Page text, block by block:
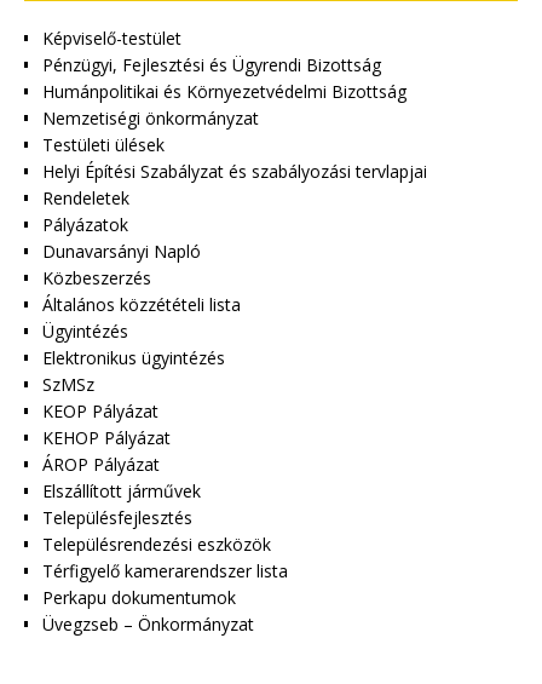
Képviselő-testület
Pénzügyi, Fejlesztési és Ügyrendi Bizottság
Humánpolitikai és Környezetvédelmi Bizottság
Nemzetiségi önkormányzat
Testületi ülések
Helyi Építési Szabályzat és szabályozási tervlapjai
Rendeletek
Pályázatok
Dunavarsányi Napló
Közbeszerzés
Általános közzétételi lista
Ügyintézés
Elektronikus ügyintézés
SzMSz
KEOP Pályázat
KEHOP Pályázat
ÁROP Pályázat
Elszállított járművek
Településfejlesztés
Településrendezési eszközök
Térfigyelő kamerarendszer lista
Perkapu dokumentumok
Üvegzseb – Önkormányzat